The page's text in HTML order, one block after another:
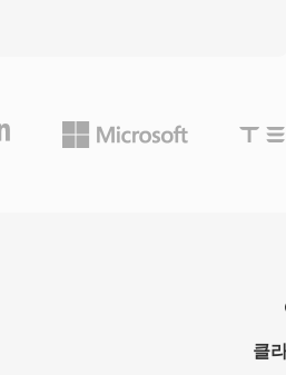
니다. Sound Forge, Audacity
이션이 네이티브 W64 지원을 제
클